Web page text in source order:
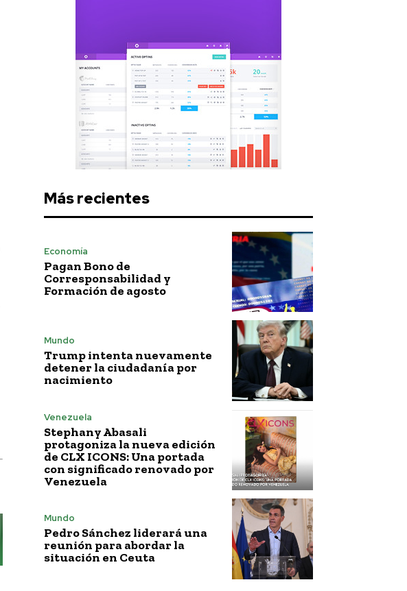
Más recientes
Economía
Pagan Bono de
Corresponsabilidad y
Formación de agosto
Mundo
Trump intenta nuevamente
detener la ciudadanía por
nacimiento
Venezuela
Stephany Abasali
protagoniza la nueva edición
de CLX ICONS: Una portada
con significado renovado por
Venezuela
Mundo
Pedro Sánchez liderará una
reunión para abordar la
situación en Ceuta